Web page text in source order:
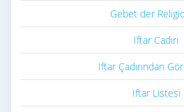
Gebet der
Iftar Cadırı
İftar Çadırından
Iftar Listesi